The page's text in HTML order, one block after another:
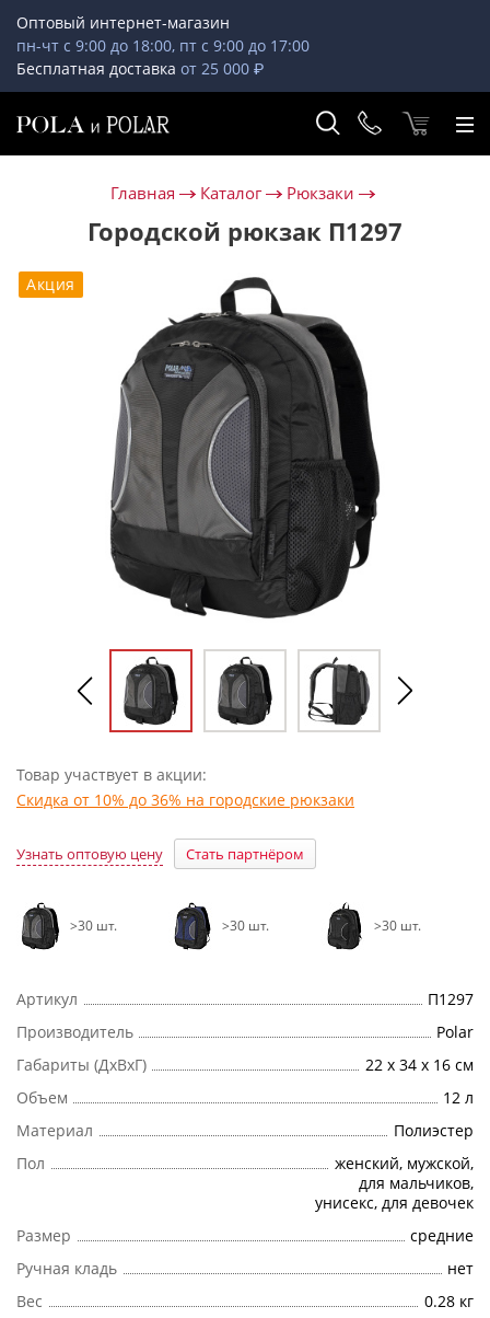
Оптовый интернет-магазин
пн-чт с 9:00 до 18:00, пт с 9:00 до 17:00
Бесплатная доставка от 25 000 ₽
Главная Каталог Рюкзаки
Городской рюкзак П1297
Акция
Товар участвует в акции:
Скидка от 10% до 36% на городские рюкзаки
Узнать оптовую цену Стать партнёром
>30 шт. >30 шт. >30 шт.
Артикул
П1297
Производитель
Polar
Габариты (ДхВхГ)
22 x 34 x 16 см
Объем
12 л
Материал
Полиэстер
Пол
женский, мужской,
для мальчиков,
унисекс, для девочек
Размер
cредние
Ручная кладь
нет
Вес
0.28 кг